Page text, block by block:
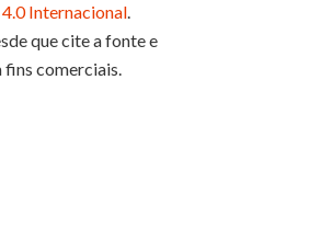
Internacional.
que cite a fonte e
fins comerciais.